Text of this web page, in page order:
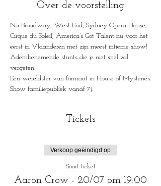
Over de voorstelling
Na Broadway, West-End, Sydney Opera House,
Cirque du Soleil, America’s Got Talent nu voor het
eerst in Vlaanderen met zijn meest intieme show!
Adembenemende stunts die je niet snel zal
vergeten.
Een wereldster van formaat in House of Mysteries.
Show familiepubliek vanaf 7j.
Tickets
Verkoop geëindigd op
Soort ticket
Aaron Crow - 20/07 om 19:00